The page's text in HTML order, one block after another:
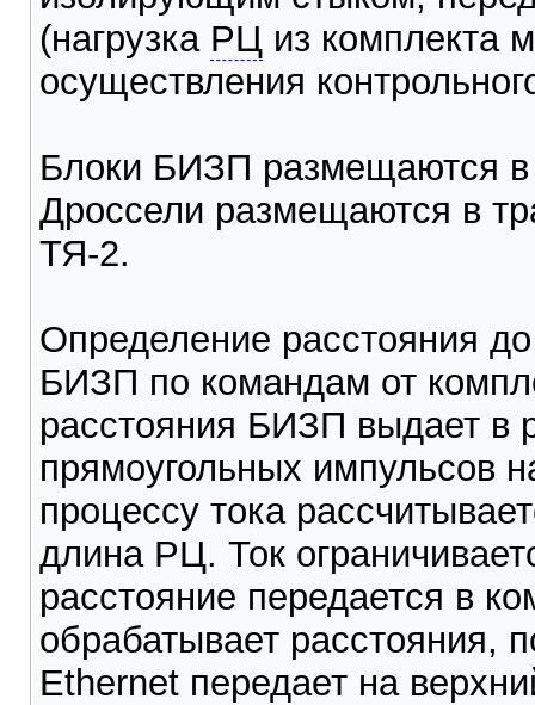
(нагрузка РЦ из комплекта
осуществления
Блоки БИЗП размещаются
Дроссели размещаются в
ТЯ-2.
Определение расстояния
БИЗП по командам от
расстояния БИЗП выдает в
прямоугольных импульсов
процессу тока
длина РЦ. Ток
расстояние передается в
обрабатывает
Ethernet передает на